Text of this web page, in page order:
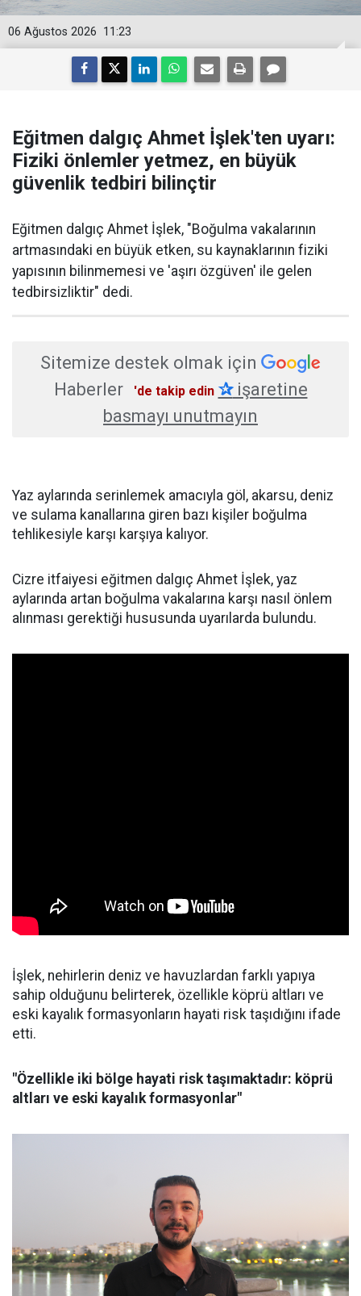
11:23
06 Ağustos 2026
Eğitmen dalgıç Ahmet İşlek'ten uyarı:
Fiziki önlemler yetmez, en büyük
güvenlik tedbiri bilinçtir
Eğitmen dalgıç Ahmet İşlek, "Boğulma vakalarının
artmasındaki en büyük etken, su kaynaklarının fiziki
yapısının bilinmemesi ve 'aşırı özgüven' ile gelen
tedbirsizliktir" dedi.
Sitemize destek olmak için
Haberler
'de takip edin ✰işaretine
basmayı unutmayın
Yaz aylarında serinlemek amacıyla göl, akarsu, deniz
ve sulama kanallarına giren bazı kişiler boğulma
tehlikesiyle karşı karşıya kalıyor.
Cizre itfaiyesi eğitmen dalgıç Ahmet İşlek, yaz
aylarında artan boğulma vakalarına karşı nasıl önlem
alınması gerektiği hususunda uyarılarda bulundu.
İşlek, nehirlerin deniz ve havuzlardan farklı yapıya
sahip olduğunu belirterek, özellikle köprü altları ve
eski kayalık formasyonların hayati risk taşıdığını ifade
etti.
"Özellikle iki bölge hayati risk taşımaktadır: köprü
altları ve eski kayalık formasyonlar"